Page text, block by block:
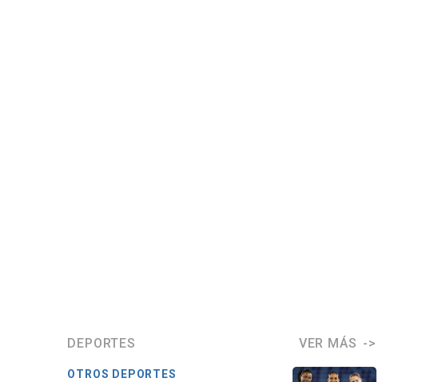
DEPORTES VER MÁS
OTROS DEPORTES